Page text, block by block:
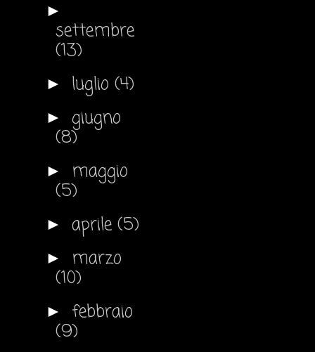
►
settembre
(13)
► luglio (4)
► giugno
(8)
► maggio
(5)
► aprile (5)
► marzo
(10)
► febbraio
(9)